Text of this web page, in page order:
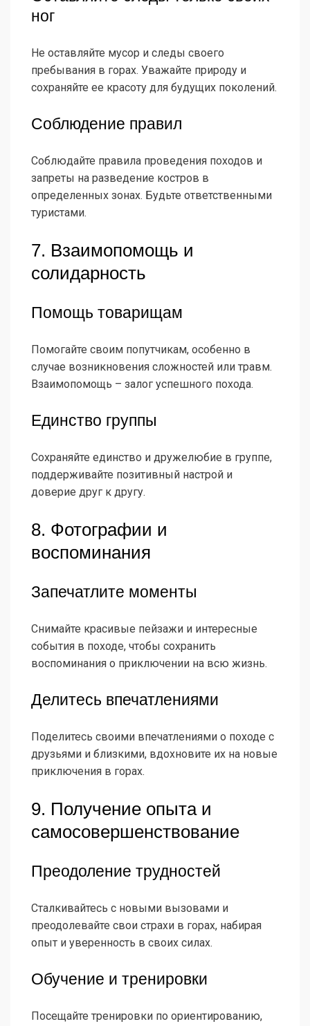
ног
Не оставляйте мусор и следы своего
пребывания в горах. Уважайте природу и
сохраняйте ее красоту для будущих поколений.
Соблюдение правил
Соблюдайте правила проведения походов и
запреты на разведение костров в
определенных зонах. Будьте ответственными
туристами.
7. Взаимопомощь и
солидарность
Помощь товарищам
Помогайте своим попутчикам, особенно в
случае возникновения сложностей или травм.
Взаимопомощь – залог успешного похода.
Единство группы
Сохраняйте единство и дружелюбие в группе,
поддерживайте позитивный настрой и
доверие друг к другу.
8. Фотографии и
воспоминания
Запечатлите моменты
Снимайте красивые пейзажи и интересные
события в походе, чтобы сохранить
воспоминания о приключении на всю жизнь.
Делитесь впечатлениями
Поделитесь своими впечатлениями о походе с
друзьями и близкими, вдохновите их на новые
приключения в горах.
9. Получение опыта и
самосовершенствование
Преодоление трудностей
Сталкивайтесь с новыми вызовами и
преодолевайте свои страхи в горах, набирая
опыт и уверенность в своих силах.
Обучение и тренировки
Посещайте тренировки по ориентированию,